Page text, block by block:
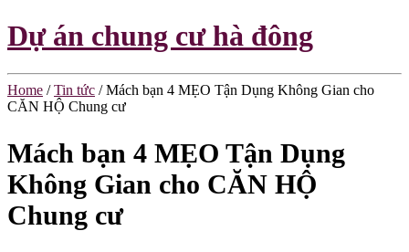
Dự án chung cư hà đông
Home / Tin tức / Mách bạn 4 MẸO Tận Dụng Không Gian cho
CĂN HỘ Chung cư
Mách bạn 4 MẸO Tận Dụng
Không Gian cho CĂN HỘ
Chung cư